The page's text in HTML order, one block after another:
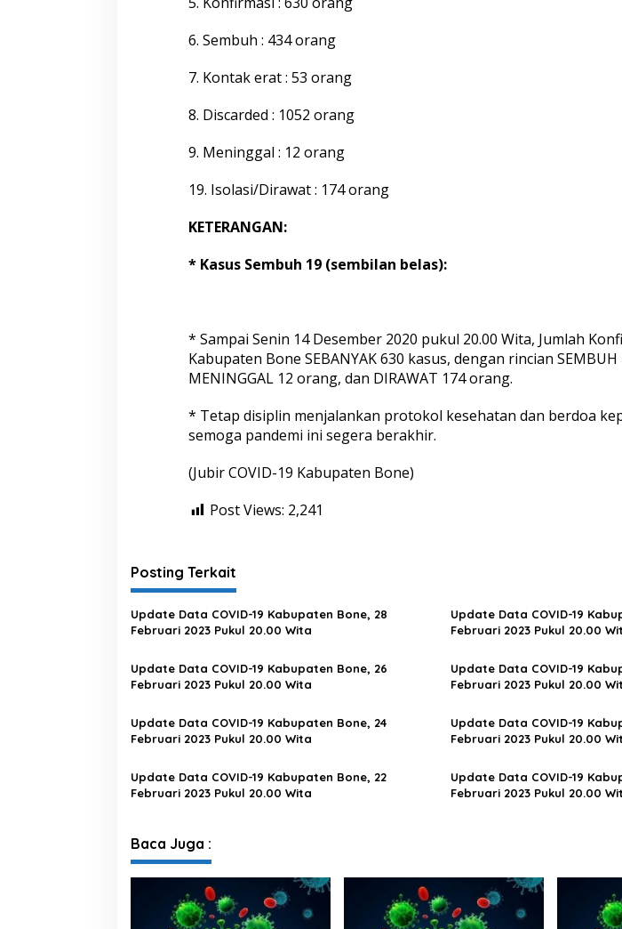
l
0
a
6. Sembuh : 434 orang
7. Kontak erat : 53 orang
8. Discarded : 1052 orang
9. Meninggal : 12 orang
19. Isolasi/Dirawat : 174 orang
KETERANGAN:
* Kasus Sembuh 19 (sembilan belas):
* Sampai Senin 14 Desember 2020 pukul 20.00 Wita, Jumlah
Kabupaten Bone SEBANYAK 630 kasus, dengan rincian
MENINGGAL 12 orang, dan DIRAWAT 174 orang.
* Tetap disiplin menjalankan protokol kesehatan dan berdoa
semoga pandemi ini segera berakhir.
(Jubir COVID-19 Kabupaten Bone)
Post Views: 2,241
Posting Terkait
Update Data COVID-19 Kabupaten Bone, 28
Februari 2023 Pukul 20.00 Wita
Update Data COVID-19
Februari 2023 Pukul 20.00
Update Data COVID-19 Kabupaten Bone, 26
Februari 2023 Pukul 20.00 Wita
Update Data COVID-19
Februari 2023 Pukul 20.00
Update Data COVID-19 Kabupaten Bone, 24
Februari 2023 Pukul 20.00 Wita
Update Data COVID-19
Februari 2023 Pukul 20.00
Update Data COVID-19 Kabupaten Bone, 22
Februari 2023 Pukul 20.00 Wita
Update Data COVID-19
Februari 2023 Pukul 20.00
Baca Juga :